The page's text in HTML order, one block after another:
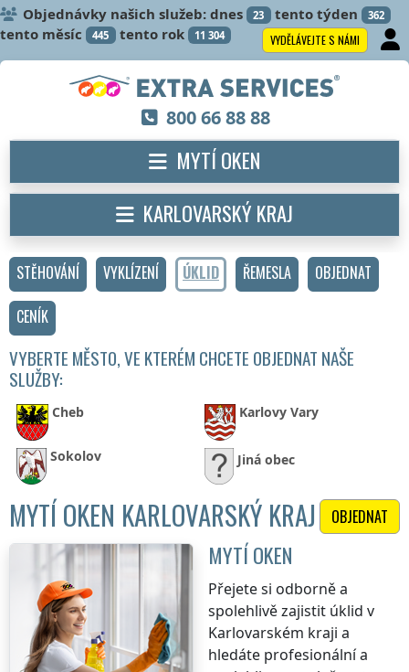
Objednávky našich služeb: dnes 23 tento týden 362
tento měsíc 445 tento rok 11 304 VYDĚLÁVEJTE S NÁMI
STĚHOVÁNÍ VYKLÍZENÍ ÚKLID ŘEMESLA
OBJEDNAT
CENÍK
VYBERTE MĚSTO, VE KTERÉM CHCETE OBJEDNAT NAŠE
SLUŽBY:
Cheb Karlovy Vary
Sokolov Jiná obec
OBJEDNAT
MYTÍ OKEN KARLOVARSKÝ KRAJ
MYTÍ OKEN
Přejete si odborně a
spolehlivě zajistit úklid v
Karlovarském kraji a
hledáte profesionální a
800 66 88 88
MYTÍ OKEN
KARLOVARSKÝ KRAJ